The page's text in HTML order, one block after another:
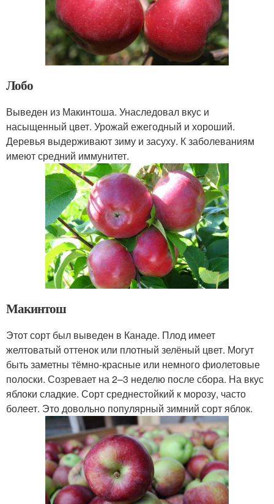
Лобо
Выведен из Макинтоша. Унаследовал вкус и
насыщенный цвет. Урожай ежегодный и хороший.
Деревья выдерживают зиму и засуху. К заболеваниям
имеют средний иммунитет.
Макинтош
Этот сорт был выведен в Канаде. Плод имеет
желтоватый оттенок или плотный зелёный цвет. Могут
быть заметны тёмно-красные или немного фиолетовые
полоски. Созревает на 2–3 неделю после сбора. На вкус
яблоки сладкие. Сорт среднестойкий к морозу, часто
болеет. Это довольно популярный зимний сорт яблок.